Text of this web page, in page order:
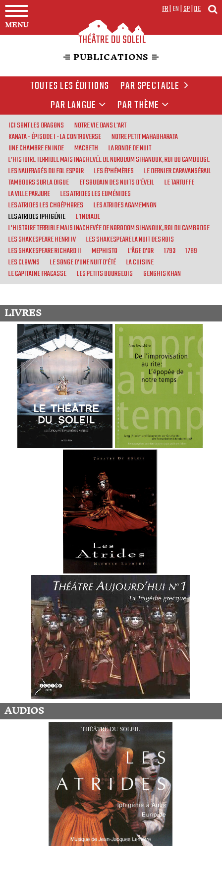
MENU
FR|EN|SP|DE
PUBLICATIONS
TOUTES LES ÉDITIONS
PAR SPECTACLE
PAR LANGUE
PAR THÈME
ICI SONT LES DRAGONS
NOTRE VIE DANS L'ART
KANATA - ÉPISODE I - LA CONTROVERSE
NOTRE PETIT MAHABHARATA
UNE CHAMBRE EN INDE
MACBETH
LA RONDE DE NUIT
L’HISTOIRE TERRIBLE MAIS INACHEVÉE DE NORODOM SIHANOUK, ROI DU CAMBODGE
LES NAUFRAGÉS DU FOL ESPOIR
LES ÉPHÉMÈRES
LE DERNIER CARAVANSÉRAIL
TAMBOURS SUR LA DIGUE
ET SOUDAIN DES NUITS D’ÉVEIL
LE TARTUFFE
LA VILLE PARJURE
LES ATRIDES LES EUMÉNIDES
LES ATRIDES LES CHOÉPHORES
LES ATRIDES AGAMEMNON
LES ATRIDES IPHIGÉNIE
L’INDIADE
L'HISTOIRE TERRIBLE MAIS INACHEVÉE DE NORODOM SIHANOUK, ROI DU CAMBODGE
LES SHAKESPEARE HENRI IV
LES SHAKESPEARE LA NUIT DES ROIS
LES SHAKESPEARE RICHARD II
MEPHISTO L'ÂGE D’OR 1793
1789
LES CLOWNS
LE SONGE D’UNE NUIT D’ÉTÉ
LA CUISINE
LE CAPITAINE FRACASSE
LES PETITS BOURGEOIS GENGHIS KHAN
LIVRES
AUDIOS